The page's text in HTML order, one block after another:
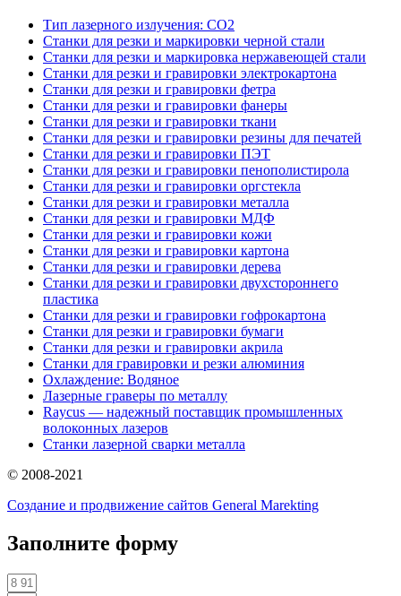
Тип лазерного излучения: СО2
Станки для резки и маркировки черной стали
Станки для резки и маркировка нержавеющей стали
Станки для резки и гравировки электрокартона
Станки для резки и гравировки фетра
Станки для резки и гравировки фанеры
Станки для резки и гравировки ткани
Станки для резки и гравировки резины для печатей
Станки для резки и гравировки ПЭТ
Станки для резки и гравировки пенополистирола
Станки для резки и гравировки оргстекла
Станки для резки и гравировки металла
Станки для резки и гравировки МДФ
Станки для резки и гравировки кожи
Станки для резки и гравировки картона
Станки для резки и гравировки дерева
Станки для резки и гравировки двухстороннего
пластика
Станки для резки и гравировки гофрокартона
Станки для резки и гравировки бумаги
Станки для резки и гравировки акрила
Станки для гравировки и резки алюминия
Охлаждение: Водяное
Лазерные граверы по металлу
Raycus — надежный поставщик промышленных
волоконных лазеров
Cтанки лазерной сварки металла
© 2008-2021
Создание и продвижение сайтов General Marekting
Заполните форму